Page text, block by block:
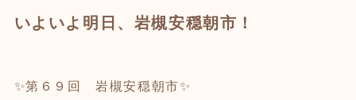
いよいよ明日、岩槻安穏朝市！
✨第６９回 岩槻安穏朝市✨